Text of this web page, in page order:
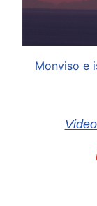
Monviso e